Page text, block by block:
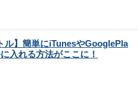
ル】簡単にiTunesやGooglePla
入れる方法がここに！